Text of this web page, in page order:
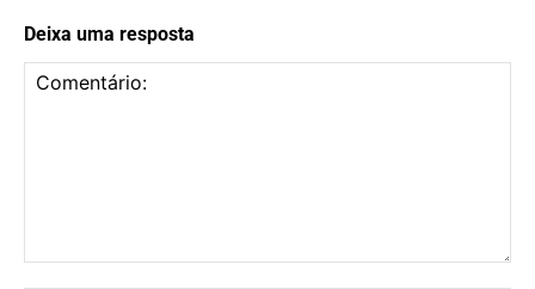
Deixa uma resposta